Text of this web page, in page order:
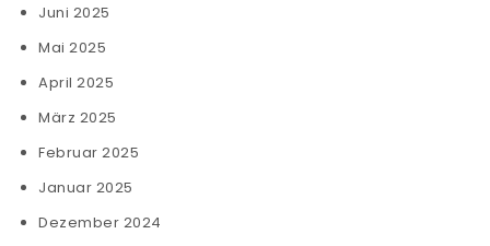
Juni 2025
Mai 2025
April 2025
März 2025
Februar 2025
Januar 2025
Dezember 2024